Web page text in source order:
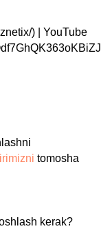
) | YouTube
tomosha
kerak?